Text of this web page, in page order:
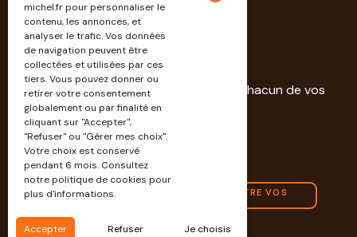
Professionnels
Découvrez nos solutions dédiées à chacun de vos
projets.
EN SAVOIR PLUS
CONTACTEZ-NOUS POUR CONNAÎTRE VOS
michel.frpour personnaliser le
contenu, les annonces, et
analyser le trafic. Vos données
de navigation peuvent être
collectées et utilisées par ces
tiers. Vous pouvez donner ou
retirer votre consentement
globalement ou par finalité en
cliquant sur "Accepter",
"Refuser" ou "Gérer mes choix".
Votre choix est conservé
pendant 6 mois. Consultez
notre politique de cookies pour
plus d'informations.
Accepter Refuser Je choisis